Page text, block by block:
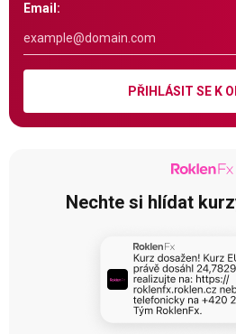
Email:
PŘIHLÁSIT SE K
Nechte si hlídat